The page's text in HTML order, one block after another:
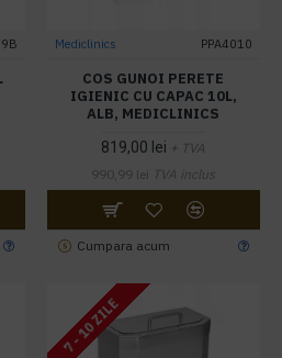
Mediclinics PPA4010
COS GUNOI PERETE
IGIENIC CU CAPAC 10L,
ALB, MEDICLINICS
819,00 lei + TVA
990,99 lei TVA inclus
Cumpara acum
7 - 10 ZILE